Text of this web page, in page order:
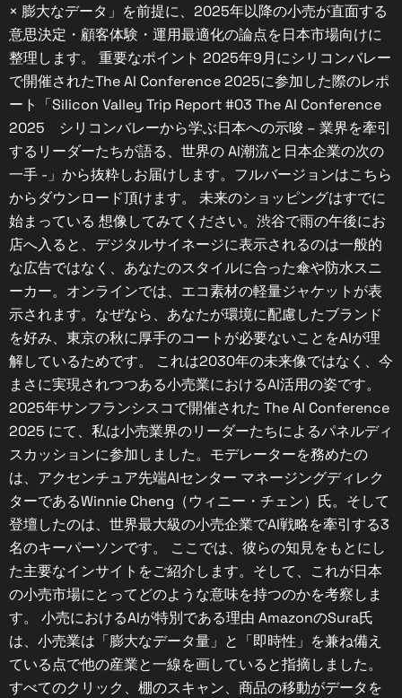
× 膨大なデータ」を前提に、2025年以降の小売が直面する
意思決定・顧客体験・運用最適化の論点を日本市場向けに
整理します。 重要なポイント 2025年9月にシリコンバレー
で開催されたThe AI Conference 2025に参加した際のレポ
ート「Silicon Valley Trip Report #03 The AI Conference
2025 シリコンバレーから学ぶ日本への示唆 – 業界を牽引
するリーダーたちが語る、世界の AI潮流と日本企業の次の
一手 -」から抜粋しお届けします。フルバージョンはこちら
からダウンロード頂けます。 未来のショッピングはすでに
始まっている 想像してみてください。渋谷で雨の午後にお
店へ入ると、デジタルサイネージに表示されるのは一般的
な広告ではなく、あなたのスタイルに合った傘や防水スニ
ーカー。オンラインでは、エコ素材の軽量ジャケットが表
示されます。なぜなら、あなたが環境に配慮したブランド
を好み、東京の秋に厚手のコートが必要ないことをAIが理
解しているためです。 これは2030年の未来像ではなく、今
まさに実現されつつある小売業におけるAI活用の姿です。
2025年サンフランシスコで開催された The AI Conference
2025 にて、私は小売業界のリーダーたちによるパネルディ
スカッションに参加しました。モデレーターを務めたの
は、アクセンチュア先端AIセンター マネージングディレク
ターであるWinnie Cheng（ウィニー・チェン）氏。そして
登壇したのは、世界最大級の小売企業でAI戦略を牽引する3
名のキーパーソンです。 ここでは、彼らの知見をもとにし
た主要なインサイトをご紹介します。そして、これが日本
の小売市場にとってどのような意味を持つのかを考察しま
す。 小売におけるAIが特別である理由 AmazonのSura氏
は、小売業は「膨大なデータ量」と「即時性」を兼ね備え
ている点で他の産業と一線を画していると指摘しました。
すべてのクリック、棚のスキャン、商品の移動がデータを